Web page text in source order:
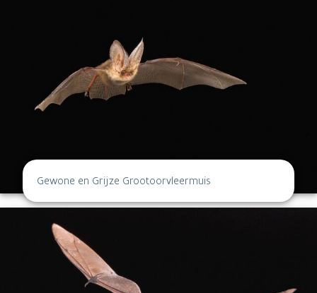
Gewone en Grijze Grootoorvleermuis